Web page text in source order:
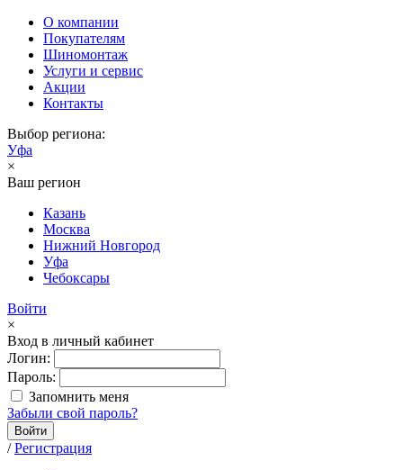
О компании
Покупателям
Шиномонтаж
Услуги и сервис
Акции
Контакты
Выбор региона:
Уфа
×
Ваш регион
Казань
Москва
Нижний Новгород
Уфа
Чебоксары
Войти
×
Вход в личный кабинет
Логин:
Пароль:
Запомнить меня
Забыли свой пароль?
Войти
/ Регистрация